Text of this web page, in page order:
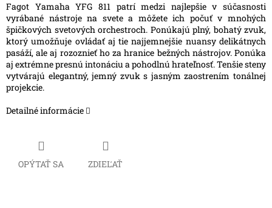
Fagot Yamaha YFG 811 patrí medzi najlepšie v súčasnosti
vyrábané nástroje na svete a môžete ich počuť v mnohých
špičkových svetových orchestroch. Ponúkajú plný, bohatý zvuk,
ktorý umožňuje ovládať aj tie najjemnejšie nuansy delikátnych
pasáží, ale aj rozoznieť ho za hranice bežných nástrojov. Ponúka
aj extrémne presnú intonáciu a pohodlnú hrateľnosť. Tenšie steny
vytvárajú elegantný, jemný zvuk s jasným zaostrením tonálnej
projekcie.
Detailné informácie
OPÝTAŤ SA ZDIEĽAŤ